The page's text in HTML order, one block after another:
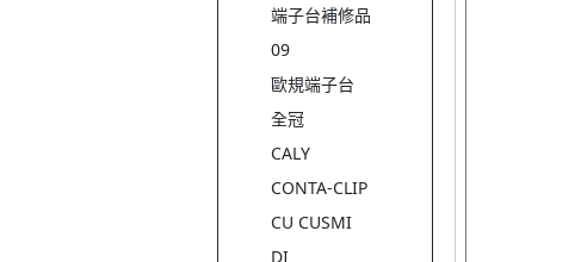
端子台補修品
09
歐規端子台
全冠
CALY
CONTA-CLIP
CU CUSMI
DI